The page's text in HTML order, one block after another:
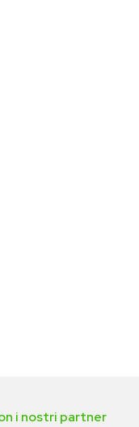
i nostri partner